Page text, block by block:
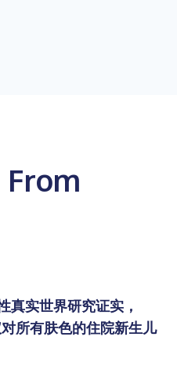
真实世界研究证实，
所有肤色的住院新生儿